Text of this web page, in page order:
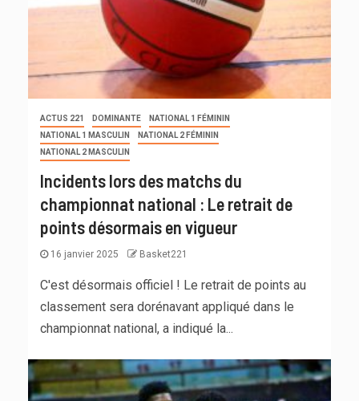
ACTUS 221 DOMINANTE
NATIONAL 1 FÉMININ
NATIONAL 1 MASCULIN
NATIONAL 2 FÉMININ
NATIONAL 2 MASCULIN
Incidents lors des matchs du
championnat national : Le retrait de
points désormais en vigueur
16 janvier 2025 Basket221
C'est désormais officiel ! Le retrait de points au
classement sera dorénavant appliqué dans le
championnat national, a indiqué la...